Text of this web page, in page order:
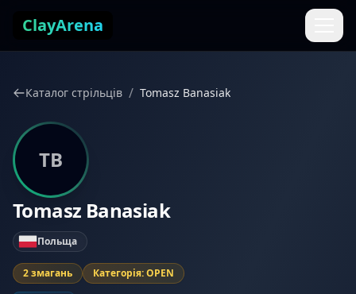
ClayArena
Каталог стрільців / Tomasz Banasiak
TB
Tomasz Banasiak
Польща
2 змагань Категорія: OPEN